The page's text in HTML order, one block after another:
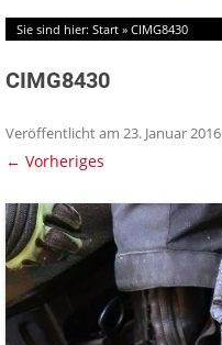
Sie sind hier: Start » CIMG8430
CIMG8430
Veröffentlicht am 23. Januar 2016
← Vorheriges